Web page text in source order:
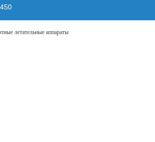
летательные аппараты